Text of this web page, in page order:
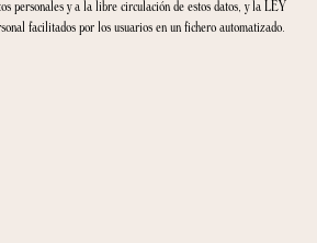
información para conseguirlo. Nos importa su
en lo que respecta al tratamiento de datos